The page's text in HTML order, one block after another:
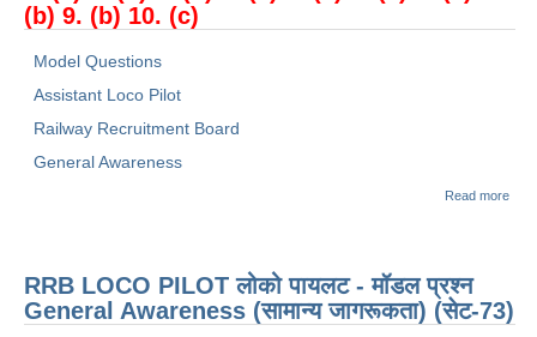
(b) 9. (b) 10. (c)
Model Questions
Assistant Loco Pilot
Railway Recruitment Board
General Awareness
Read more
RRB LOCO PILOT लोको पायलट - मॉडल प्रश्न
General Awareness (सामान्य जागरूकता) (सेट-73)